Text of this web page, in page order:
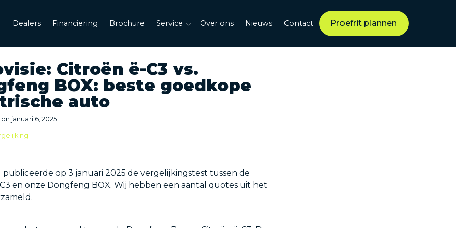
Dealers Financiering Brochure Service Over ons Nieuws Contact Proefrit plannen
Citroën ë-C3 vs.
BOX: beste goedkope
auto
on januari 6, 2025
publiceerde op 3 januari 2025 de vergelijkingstest tussen de
en onze Dongfeng BOX. Wij hebben een aantal quotes uit het